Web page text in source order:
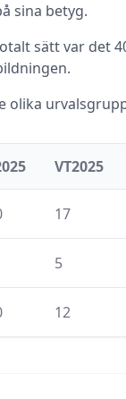
sina betyg.
sätt var det
olika
VT2025
17
5
12